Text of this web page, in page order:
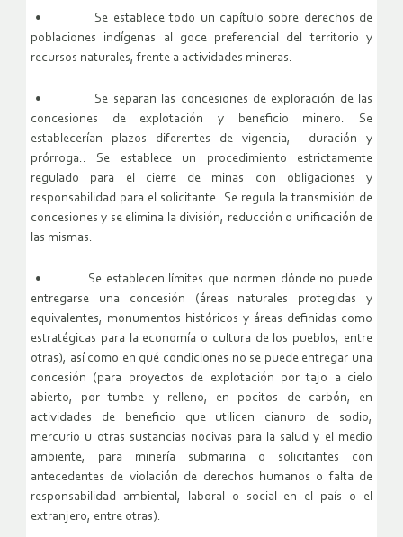
• Se establece todo un capítulo sobre derechos de
poblaciones indígenas al goce preferencial del territorio y
recursos naturales, frente a actividades mineras.
• Se separan las concesiones de exploración de las
concesiones de explotación y beneficio minero. Se
establecerían plazos diferentes de vigencia, duración y
prórroga.. Se establece un procedimiento estrictamente
regulado para el cierre de minas con obligaciones y
responsabilidad para el solicitante. Se regula la transmisión de
concesiones y se elimina la división, reducción o unificación de
las mismas.
• Se establecen límites que normen dónde no puede
entregarse una concesión (áreas naturales protegidas y
equivalentes, monumentos históricos y áreas definidas como
estratégicas para la economía o cultura de los pueblos, entre
otras), así como en qué condiciones no se puede entregar una
concesión (para proyectos de explotación por tajo a cielo
abierto, por tumbe y relleno, en pocitos de carbón, en
actividades de beneficio que utilicen cianuro de sodio,
mercurio u otras sustancias nocivas para la salud y el medio
ambiente, para minería submarina o solicitantes con
antecedentes de violación de derechos humanos o falta de
responsabilidad ambiental, laboral o social en el país o el
extranjero, entre otras).